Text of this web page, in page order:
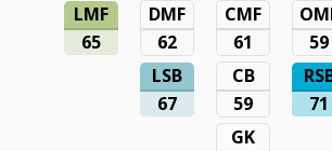
LMF
65
DMF
62
CMF
61
59
LSB
67
CB
59
71
GK